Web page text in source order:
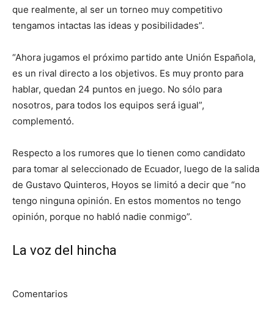
que realmente, al ser un torneo muy competitivo
tengamos intactas las ideas y posibilidades”.
“Ahora jugamos el próximo partido ante Unión Española,
es un rival directo a los objetivos. Es muy pronto para
hablar, quedan 24 puntos en juego. No sólo para
nosotros, para todos los equipos será igual”,
complementó.
Respecto a los rumores que lo tienen como candidato
para tomar al seleccionado de Ecuador, luego de la salida
de Gustavo Quinteros, Hoyos se limitó a decir que “no
tengo ninguna opinión. En estos momentos no tengo
opinión, porque no habló nadie conmigo”.
La voz del hincha
Comentarios